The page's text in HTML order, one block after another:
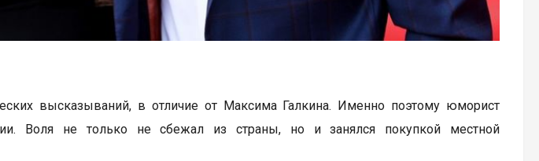
высказываний, в отличие от Максима Галкина. Именно поэтому юморист
Воля не только не сбежал из страны, но и занялся покупкой местной